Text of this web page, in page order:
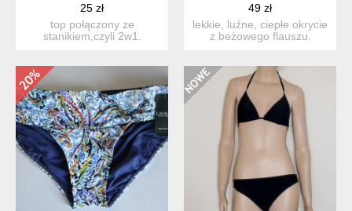
25 zł
top połączony ze
stanikiem,czyli 2w1.
49 zł
lekkie, luźne, ciepłe okrycie
z beżowego flauszu.